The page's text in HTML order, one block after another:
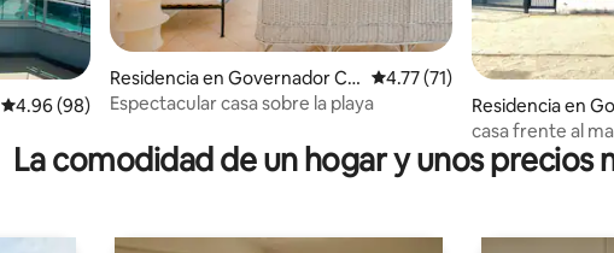
Calificación promedio: 4.96 de 5; 98 evaluaciones
4.96 (98)
Residencia en Governador Cel
so Ramos
Calificación promedio: 4.77
4.77 (71)
Espectacular casa sobre la playa
Residencia en
Ramos
casa frente al
La comodidad de un hogar y unos precios